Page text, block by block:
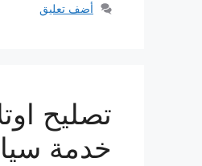
أضف تعليق
خدمة